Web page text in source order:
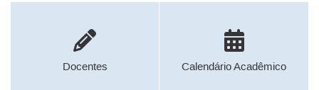
Docentes Calendário Acadêmico